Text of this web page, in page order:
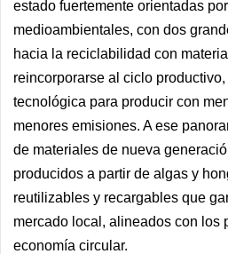
estado fuertemente orientadas
medioambientales, con dos
hacia la reciclabilidad con
reincorporarse al ciclo
tecnológica para producir con
menores emisiones. A ese
de materiales de nueva
producidos a partir de algas y
reutilizables y recargables que
mercado local, alineados con los
economía circular.